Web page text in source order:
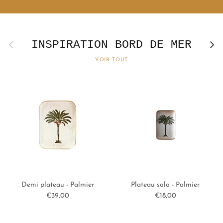
Précédent INSPIRATION BORD DE MER
VOIR TOUT
Demi plateau - Palmier
Prix habituel
€39,00
Plateau solo - Palmier
Prix habituel
€18,00